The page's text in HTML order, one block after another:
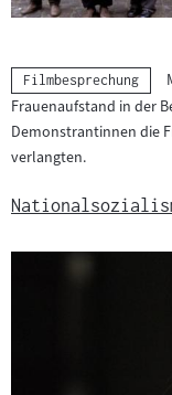
Kategorie:
Filmbesprechung
Frauenaufstand in der
Demonstrantinnen die
verlangten.